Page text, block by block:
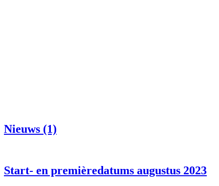
Nieuws (1)
Start- en premièredatums augustus 2023